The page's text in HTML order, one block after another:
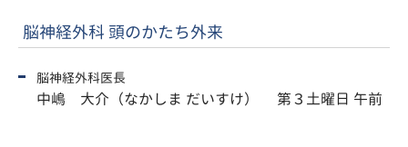
脳神経外科 頭のかたち外来
脳神経外科医長
中嶋 大介（なかしま だいすけ） 第３土曜日 午前